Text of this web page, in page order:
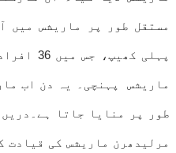
مستقل طور پر ماریشس میں
ماریشس پہنچی۔ یہ دن اب
طور پر منایا جاتا
مرلیدھرن ماریشس کی قیادت